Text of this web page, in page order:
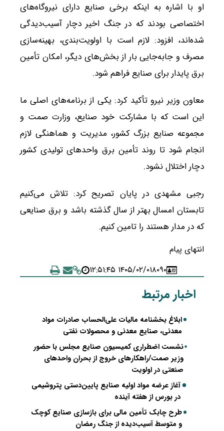
او با اشاره به اینکه برخی صنایع دارای نیروگاه‌های
اختصاصی بودند که در جنگ اخیر دچار آسیب‌دیدگی
شده‌اند، افزود: لازم است با اولویت‌بندی، بهینه‌سازی
مصرف و جابه‌جایی بار از بخش‌های دیگر، امکان تأمین
برق پایدار برای صنایع فراهم شود.
معاون وزیر نیرو تأکید کرد: یکی از برنامه‌های اصلی ما
این است که با مشارکت خود صنایع، وزارت صمت و
مجموعه صنایع بزرگ کشور، مدیریت و هماهنگی لازم
انجام شود تا روند تأمین برق واحد‌های تولیدی کشور
دچار اختلال نشود.
رجبی مشهدی در پایان تصریح کرد: تلاش می‌کنیم
تابستان امسال بهتر از سال گذشته باشد و برق صنایعی
که در مدار هستند را تامین کنیم.
انتهای پیام
۸۰۹۰۱۴۰۵/۰۲/۰۱ ۱۲:۵۱:۴۵
اخبار مرتبط
ابلاغ بخشنامه مالیات علی‌الحساب صادرات مواد
معدنی، صنایع معدنی و محصولات نفتی
نشست اضطراری کمیسیون صنایع مجلس با حضور
وزیر صمت/راهکارهای خروج از بحران واحدهای
صنعتی در اولویت
آغاز عرضه مواد اولیه صنایع پایین‌دستی پتروشیمی
در بورس از هفته آینده
طرح چابک تأمین مالی برای بازسازی صنایع کوچک
و متوسط آسیب‌دیده از جنگ رمضان